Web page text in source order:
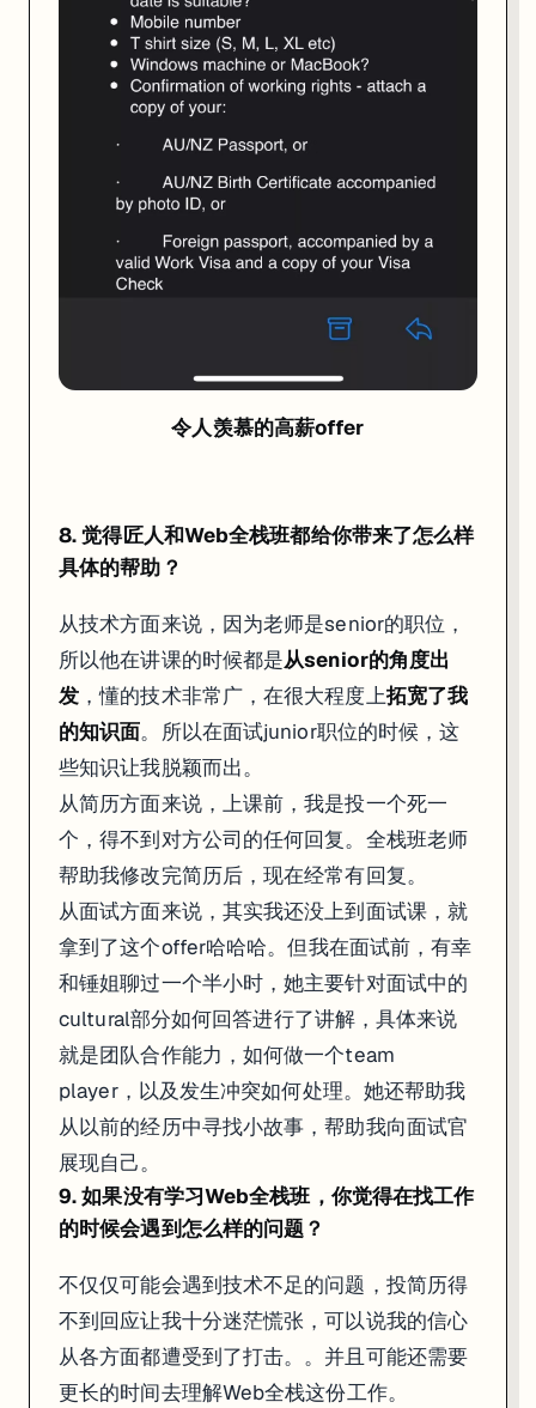
令人羡慕的高薪offer
8. 觉得匠人和Web全栈班都给你带来了怎么样
具体的帮助？
从技术方面来说，因为老师是senior的职位，
所以他在讲课的时候都是从senior的角度出
发 ，懂的技术非常广，在很大程度上拓宽了我
的知识面。所以在面试junior职位的时候，这
些知识让我脱颖而出。
从简历方面来说，上课前，我是投一个死一
个，得不到对方公司的任何回复。全栈班老师
帮助我修改完简历后，现在经常有回复。
从面试方面来说，其实我还没上到面试课，就
拿到了这个offer哈哈哈。但我在面试前，有幸
和锤姐聊过一个半小时，她主要针对面试中的
cultural部分如何回答进行了讲解，具体来说
就是团队合作能力，如何做一个team
player，以及发生冲突如何处理。她还帮助我
从以前的经历中寻找小故事，帮助我向面试官
展现自己。
9. 如果没有学习Web全栈班，你觉得在找工作
的时候会遇到怎么样的问题？
不仅仅可能会遇到技术不足的问题，投简历得
不到回应让我十分迷茫慌张，可以说我的信心
从各方面都遭受到了打击。。并且可能还需要
更长的时间去理解Web全栈这份工作。